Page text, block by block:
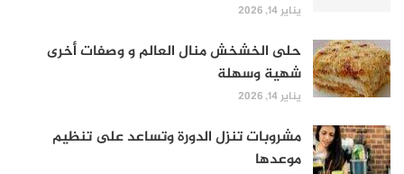
يناير 14, 2026
حلى الخشخش منال العالم و وصفات أخرى
شهية وسهلة
يناير 14, 2026
مشروبات تنزل الدورة وتساعد على تنظيم
موعدها